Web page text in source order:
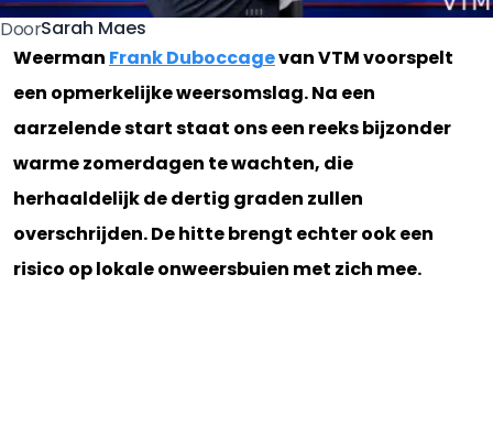
DoorSarah Maes
Weerman Frank Duboccagevan VTM voorspelt
een opmerkelijke weersomslag. Na een
aarzelende start staat ons een reeks bijzonder
warme zomerdagen te wachten, die
herhaaldelijk de dertig graden zullen
overschrijden. De hitte brengt echter ook een
risico op lokale onweersbuien met zich mee.